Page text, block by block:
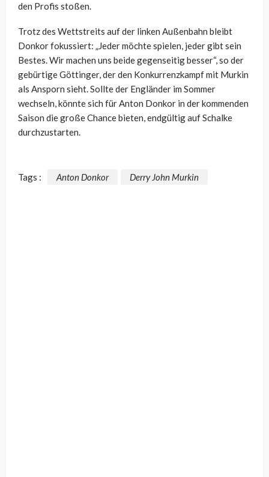
den Profis stoßen.
Trotz des Wettstreits auf der linken Außenbahn bleibt
Donkor fokussiert: „Jeder möchte spielen, jeder gibt sein
Bestes. Wir machen uns beide gegenseitig besser“, so der
gebürtige Göttinger, der den Konkurrenzkampf mit Murkin
als Ansporn sieht. Sollte der Engländer im Sommer
wechseln, könnte sich für Anton Donkor in der kommenden
Saison die große Chance bieten, endgültig auf Schalke
durchzustarten.
Tags : Anton Donkor Derry John Murkin